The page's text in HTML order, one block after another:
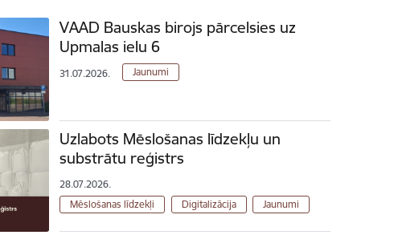
VAAD Bauskas birojs pārcelsies uz
Upmalas ielu 6
31.07.2026. Jaunumi
Uzlabots Mēslošanas līdzekļu un
substrātu reģistrs
28.07.2026.
Mēslošanas līdzekļi
Digitalizācija Jaunumi